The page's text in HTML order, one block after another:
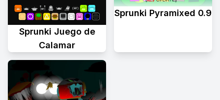
Sprunki Juego de
Calamar
Sprunki Pyramixed 0.9